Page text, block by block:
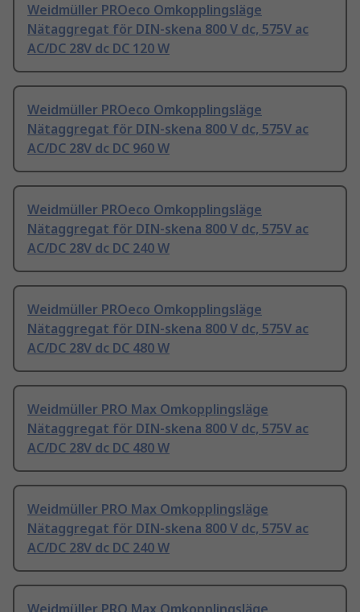
Weidmüller PROeco Omkopplingsläge
Nätaggregat för DIN-skena 800 V dc, 575V ac
AC/DC 28V dc DC 120 W
Weidmüller PROeco Omkopplingsläge
Nätaggregat för DIN-skena 800 V dc, 575V ac
AC/DC 28V dc DC 960 W
Weidmüller PROeco Omkopplingsläge
Nätaggregat för DIN-skena 800 V dc, 575V ac
AC/DC 28V dc DC 240 W
Weidmüller PROeco Omkopplingsläge
Nätaggregat för DIN-skena 800 V dc, 575V ac
AC/DC 28V dc DC 480 W
Weidmüller PRO Max Omkopplingsläge
Nätaggregat för DIN-skena 800 V dc, 575V ac
AC/DC 28V dc DC 480 W
Weidmüller PRO Max Omkopplingsläge
Nätaggregat för DIN-skena 800 V dc, 575V ac
AC/DC 28V dc DC 240 W